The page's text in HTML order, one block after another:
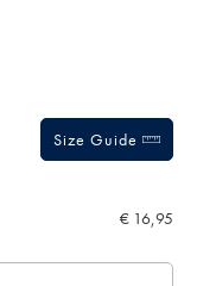
Size Guide
€ 16,95